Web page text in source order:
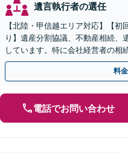
遺言執行者の選任
【北陸・甲信越エリア対応】【
り】遺産分割協議、不動産相続、
しています。特に会社経営者の相
談ください。【休日・夜間面談可
料
電話でお問い合わせ